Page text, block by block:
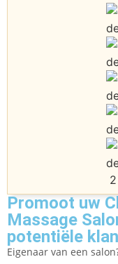
Promoot uw
Massage
potentiële
Eigenaar van een